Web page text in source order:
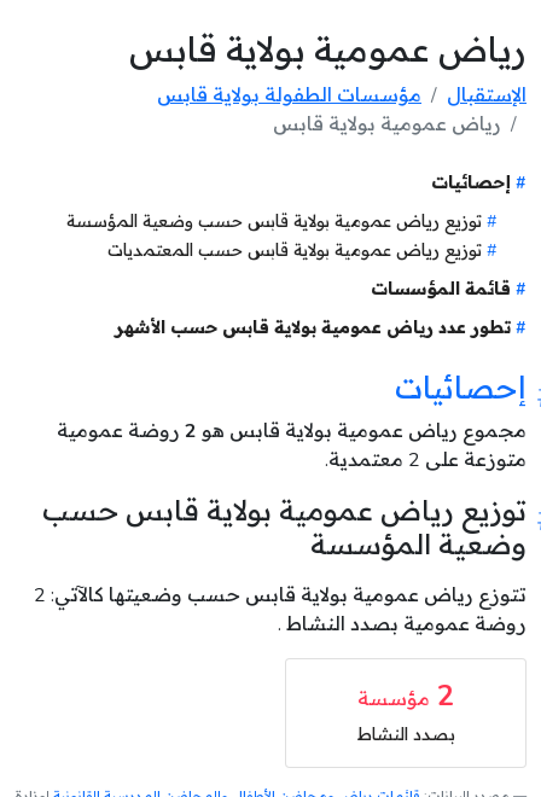
رياض عمومية بولاية قابس
الإستقبال
مؤسسات الطفولة بولاية قابس
رياض عمومية بولاية قابس
إحصائيات
توزيع رياض عمومية بولاية قابس حسب وضعية المؤسسة
توزيع رياض عمومية بولاية قابس حسب المعتمديات
قائمة المؤسسات
تطور عدد رياض عمومية بولاية قابس حسب الأشهر
إحصائيات
مجموع رياض عمومية بولاية قابس هو 2 روضة عمومية
متوزعة على 2 معتمدية.
توزيع رياض عمومية بولاية قابس حسب
وضعية المؤسسة
تتوزع رياض عمومية بولاية قابس حسب وضعيتها كالآتي: 2
روضة عمومية بصدد النشاط .
2 مؤسسة
بصدد النشاط